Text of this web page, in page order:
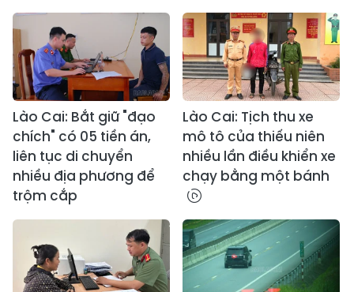
Lào Cai: Bắt giữ "đạo
chích" có 05 tiền án,
liên tục di chuyển
nhiều địa phương để
trộm cắp
Lào Cai: Tịch thu xe
mô tô của thiếu niên
nhiều lần điều khiển xe
chạy bằng một bánh